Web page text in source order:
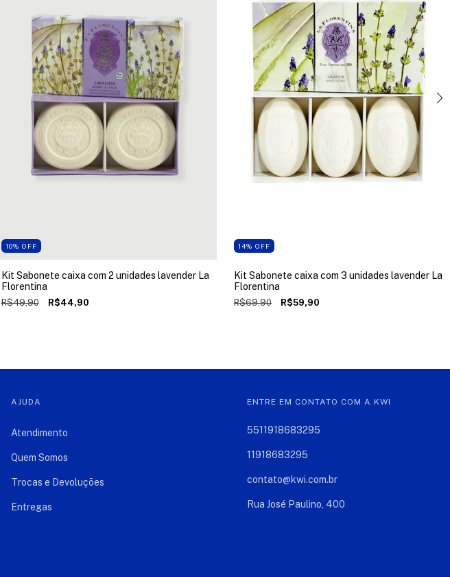
10% OFF
Kit Sabonete caixa com 2 unidades lavender La
Florentina
R$49,90 R$44,90
14%OFF
Kit Sabonete caixa com 3 unidades lavender La
Florentina
R$69,90 R$59,90
AJUDA
Atendimento
Quem Somos
Trocas e Devoluções
Entregas
ENTRE EM CONTATO COM A KWI
5511918683295
11918683295
contato@kwi.com.br
Rua José Paulino, 400